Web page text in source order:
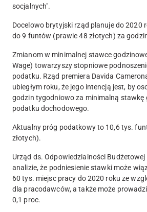
socjalnych".
Docelowo brytyjski rząd planuje do 2020
do 9 funtów (prawie 48 złotych) za
Zmianom w minimalnej stawce
Wage) towarzyszy stopniowe
podatku. Rząd premiera Davida
ubiegłym roku, że jego intencją jest, by
godzin tygodniowo za minimalną stawkę
podatku dochodowego.
Aktualny próg podatkowy to 10,6 tys.
złotych).
Urząd ds. Odpowiedzialności Budżetowej
analizie, że podniesienie stawki może
60 tys. miejsc pracy do 2020 roku ze
dla pracodawców, a także może
0,1 proc.